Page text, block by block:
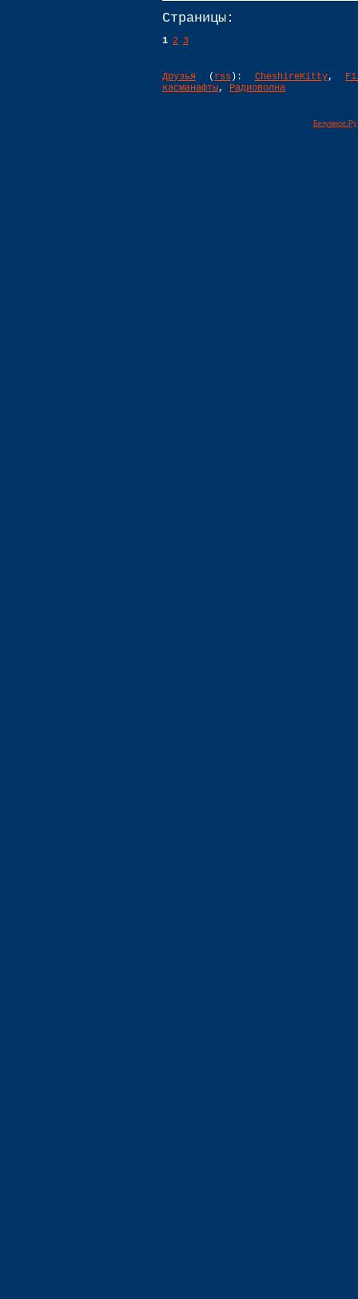
Страницы:
1 2 3
Друзья ( rss): CheshireKitty,
касманафты, Радиоволна
Безумное.Ру